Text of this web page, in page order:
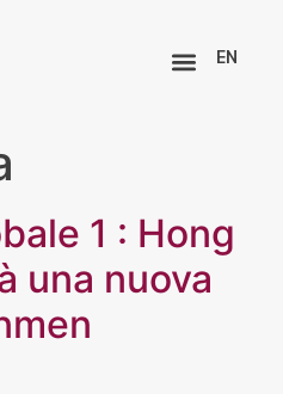
EN
1 : Hong
una nuova